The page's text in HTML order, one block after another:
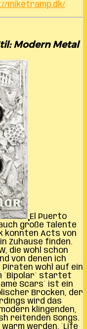
miketramp.dk/
Modern Metal
„El Puerto
große Talente
konnten Acts von
Zuhause finden.
die wohl schon
von denen ich
wohl auf ein
´Bipolar´ startet
Scars´ ist ein
Brocken, der
wird das
klingenden,
reitenden Songs.
warm werden. ´Life